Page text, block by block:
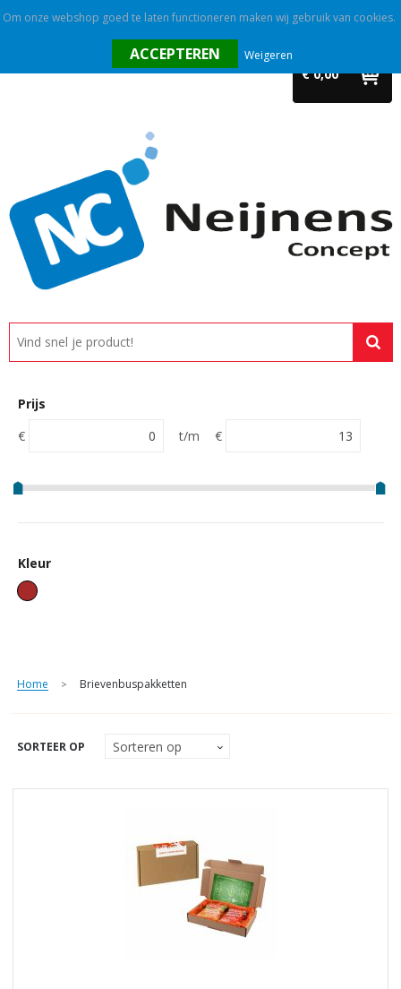
€ 0,00
Promotietextiel
Tassen
Alle categorieën
Custom made
Prijs
€
t/m €
Kleur
Home > Brievenbuspakketten
SORTEER OP
Om onze webshop goed te laten functioneren maken wij gebruik van cookies.
Weigeren